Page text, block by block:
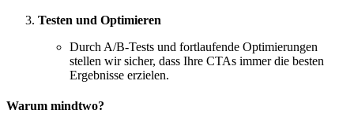
Testen und Optimieren
Durch A/B-Tests und fortlaufende Optimierungen
stellen wir sicher, dass Ihre CTAs immer die besten
Ergebnisse erzielen.
Warum mindtwo?